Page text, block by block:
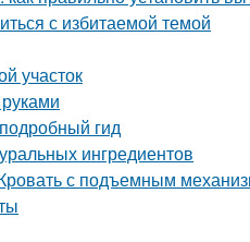
с избитаемой темой
участок
гид
ингредиентов
с подъемным